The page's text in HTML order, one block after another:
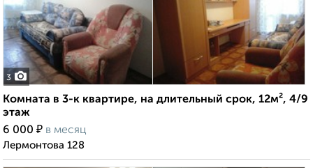
3
Комната в 3-к квартире, на длительный срок, 12м², 4/9
этаж
6 000 ₽ в месяц
Лермонтова 128